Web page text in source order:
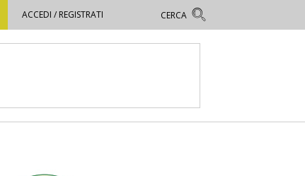
ACCEDI / REGISTRATI